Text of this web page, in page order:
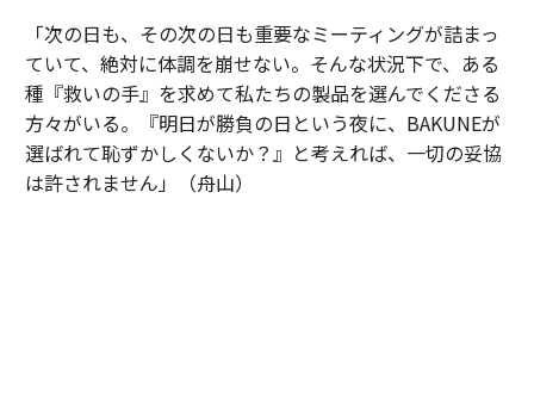
「次の日も、その次の日も重要なミーティングが詰まっ
ていて、絶対に体調を崩せない。そんな状況下で、ある
種『救いの手』を求めて私たちの製品を選んでくださる
方々がいる。『明日が勝負の日という夜に、BAKUNEが
選ばれて恥ずかしくないか？』と考えれば、一切の妥協
は許されません」（舟山）